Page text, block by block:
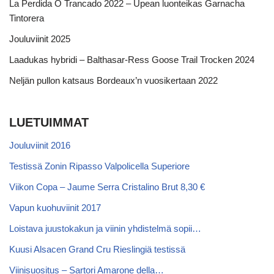
La Perdida O Trancado 2022 – Upean luonteikas Garnacha
Tintorera
Jouluviinit 2025
Laadukas hybridi – Balthasar-Ress Goose Trail Trocken 2024
Neljän pullon katsaus Bordeaux’n vuosikertaan 2022
LUETUIMMAT
Jouluviinit 2016
Testissä Zonin Ripasso Valpolicella Superiore
Viikon Copa – Jaume Serra Cristalino Brut 8,30 €
Vapun kuohuviinit 2017
Loistava juustokakun ja viinin yhdistelmä sopii…
Kuusi Alsacen Grand Cru Rieslingiä testissä
Viinisuositus – Sartori Amarone della…